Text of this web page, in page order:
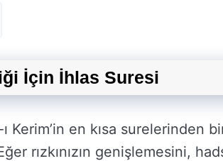
İçin İhlas Suresi
Kerim’in en kısa surelerinden
rızkınızın genişlemesini,